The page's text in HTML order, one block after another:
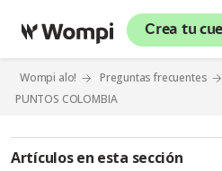
Crea tu
Wompi alo! Preguntas frecuentes
PUNTOS COLOMBIA
Artículos en esta sección